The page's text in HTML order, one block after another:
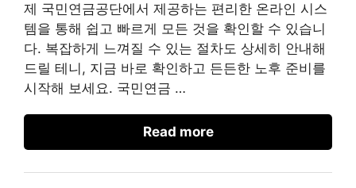
제 국민연금공단에서 제공하는 편리한 온라인 시스
템을 통해 쉽고 빠르게 모든 것을 확인할 수 있습니
다. 복잡하게 느껴질 수 있는 절차도 상세히 안내해
드릴 테니, 지금 바로 확인하고 든든한 노후 준비를
시작해 보세요. 국민연금 …
Read more